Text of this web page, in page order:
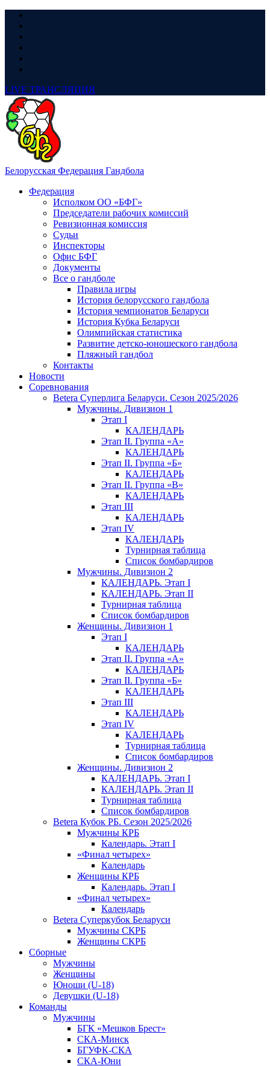
LIVE ТРАНСЛЯЦИЯ
Белорусская Федерация Гандбола
Федерация
Исполком ОО «БФГ»
Председатели рабочих комиссий
Ревизионная комиссия
Судьи
Инспекторы
Офис БФГ
Документы
Все о гандболе
Правила игры
История белорусского гандбола
История чемпионатов Беларуси
История Кубка Беларуси
Олимпийская статистика
Развитие детско-юношеского гандбола
Пляжный гандбол
Контакты
Новости
Соревнования
Betera Суперлига Беларуси. Сезон 2025/2026
Мужчины. Дивизион 1
Этап I
КАЛЕНДАРЬ
Этап II. Группа «А»
КАЛЕНДАРЬ
Этап II. Группа «Б»
КАЛЕНДАРЬ
Этап II. Группа «В»
КАЛЕНДАРЬ
Этап III
КАЛЕНДАРЬ
Этап IV
КАЛЕНДАРЬ
Турнирная таблица
Список бомбардиров
Мужчины. Дивизион 2
КАЛЕНДАРЬ. Этап I
КАЛЕНДАРЬ. Этап II
Турнирная таблица
Список бомбардиров
Женщины. Дивизион 1
Этап I
КАЛЕНДАРЬ
Этап II. Группа «А»
КАЛЕНДАРЬ
Этап II. Группа «Б»
КАЛЕНДАРЬ
Этап III
КАЛЕНДАРЬ
Этап IV
КАЛЕНДАРЬ
Турнирная таблица
Список бомбардиров
Женщины. Дивизион 2
КАЛЕНДАРЬ. Этап I
КАЛЕНДАРЬ. Этап II
Турнирная таблица
Список бомбардиров
Betera Кубок РБ. Сезон 2025/2026
Мужчины КРБ
Календарь. Этап I
«Финал четырех»
Календарь
Женщины КРБ
Календарь. Этап I
«Финал четырех»
Календарь
Betera Суперкубок Беларуси
Мужчины СКРБ
Женщины СКРБ
Сборные
Мужчины
Женщины
Юноши (U-18)
Девушки (U-18)
Команды
Мужчины
БГК «Мешков Брест»
СКА-Минск
БГУФК-СКА
СКА-Юни